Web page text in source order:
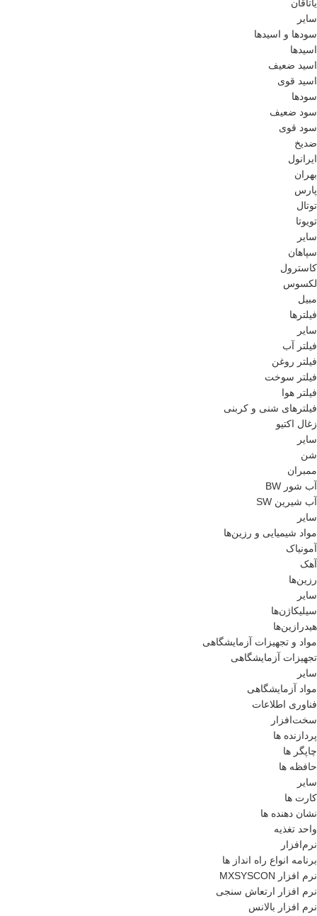
یاتاقان
سایر
سودها و اسیدها
اسید‌ها
اسید ضعیف
اسید قوی
سود‌ها
سود ضعیف
سود قوی
ضدیخ
ایرانول
بهران
پارس
توتال
تویوتا
سایر
سپاهان
کاسترول
لکسوس
مبیل
فیلترها
سایر
فیلتر آب
فیلتر روغن
فیلتر سوخت
فیلتر هوا
فیلترهای شنی و کربنی
زغال اکتیو
سایر
شن
ممبران
آب شور BW
آب شیرین SW
سایر
مواد شیمیایی و رزین‌ها
آمونیاک
آهک
رزین‌ها
سایر
سیلیکاژن‌ها
هیدرازین‌ها
مواد و تجهیزات آزمایشگاهی
تجهیزات آزمایشگاهی
سایر
مواد آزمایشگاهی
فناوری اطلاعات
سخت‌افزار
پردازنده ها
چاپگر ها
حافظه ها
سایر
کارت ها
نشان دهنده ها
واحد تغذیه
نرم‌افزار
برنامه انواع راه انداز ها
نرم افزار MXSYSCON
نرم افزار ارتعاش سنجی
نرم افزار بالانس